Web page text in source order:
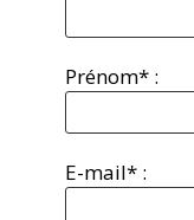
Prénom* :
E-mail* :